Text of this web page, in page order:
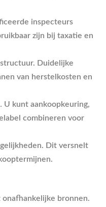
inspecteurs
zijn bij taxatie en
Duidelijke
van herstelkosten en
U kunt aankoopkeuring,
combineren voor
Dit versnelt
bronnen.